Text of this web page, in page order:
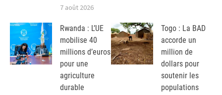
7 août 2026
Rwanda : L’UE
mobilise 40
millions d’euros
pour une
agriculture
durable
Togo : La BAD
accorde un
million de
dollars pour
soutenir les
populations